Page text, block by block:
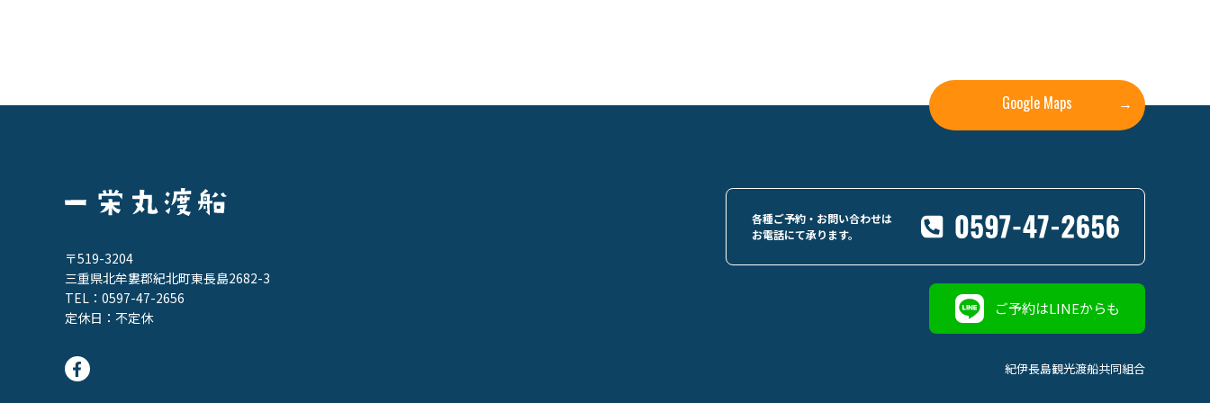
Google Maps →
〒519-3204
三重県北牟婁郡紀北町東長島2682-3
TEL： 0597-47-2656
定休日：不定休
各種ご予約・お問い合わせは
お電話にて承ります。
ご予約はLINEからも
紀伊長島観光渡船共同組合